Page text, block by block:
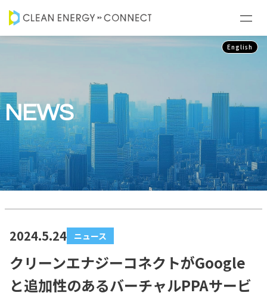
English
NEWS
2024.5.24 ニュース
クリーンエナジーコネクトがGoogle
と追加性のあるバーチャルPPAサービ